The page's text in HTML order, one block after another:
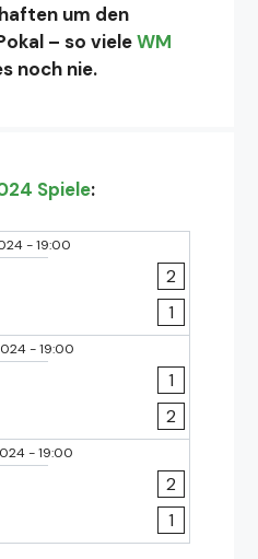
um den
– so vieleWM
noch nie.
Spiele:
-19:00
2
1
-19:00
1
2
-19:00
2
1